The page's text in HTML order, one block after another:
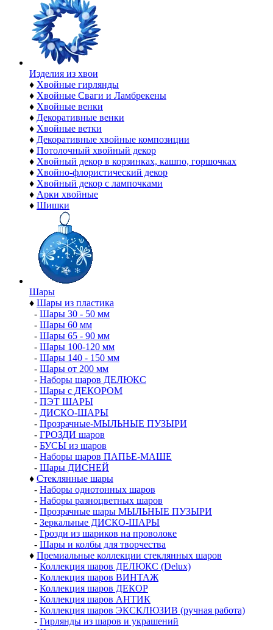
Изделия из хвои
♦ Хвойные гирлянды
♦ Хвойные Сваги и Ламбрекены
♦ Хвойные венки
♦ Декоративные венки
♦ Хвойные ветки
♦ Декоративные хвойные композиции
♦ Потолочный хвойный декор
♦ Хвойный декор в корзинках, кашпо, горшочках
♦ Хвойно-флористический декор
♦ Хвойный декор с лампочками
♦ Арки хвойные
♦ Шишки
Шары
♦ Шары из пластика
- Шары 30 - 50 мм
- Шары 60 мм
- Шары 65 - 90 мм
- Шары 100-120 мм
- Шары 140 - 150 мм
- Шары от 200 мм
- Наборы шаров ДЕЛЮКС
- Шары с ДЕКОРОМ
- ПЭТ ШАРЫ
- ДИСКО-ШАРЫ
- Прозрачные-МЫЛЬНЫЕ ПУЗЫРИ
- ГРОЗДИ шаров
- БУСЫ из шаров
- Наборы шаров ПАПЬЕ-МАШЕ
- Шары ДИСНЕЙ
♦ Стеклянные шары
- Наборы однотонных шаров
- Наборы разноцветных шаров
- Прозрачные шары МЫЛЬНЫЕ ПУЗЫРИ
- Зеркальные ДИСКО-ШАРЫ
- Грозди из шариков на проволоке
- Шары и колбы для творчества
♦ Премиальные коллекции стеклянных шаров
- Коллекция шаров ДЕЛЮКС (Delux)
- Коллекция шаров ВИНТАЖ
- Коллекция шаров ДЕКОР
- Коллекция шаров АНТИК
- Коллекция шаров ЭКСКЛЮЗИВ (ручная работа)
- Гирлянды из шаров и украшений